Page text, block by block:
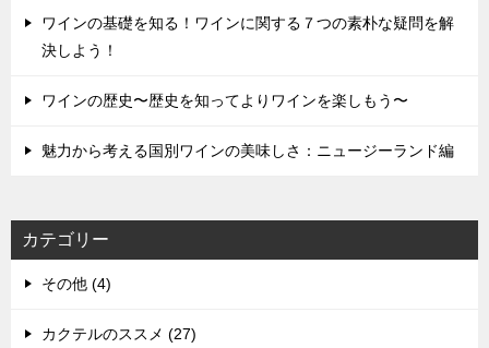
ワインの基礎を知る！ワインに関する７つの素朴な疑問を解
決しよう！
ワインの歴史〜歴史を知ってよりワインを楽しもう〜
魅力から考える国別ワインの美味しさ：ニュージーランド編
カテゴリー
その他 (4)
カクテルのススメ (27)